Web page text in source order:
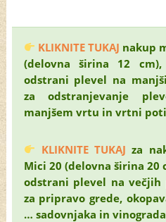
KLIKNITE TUKAJ nakup
(delovna širina 12
odstrani plevel na
za odstranjevanje
manjšem vrtu in vrtni
KLIKNITE TUKAJ za
Mici 20 (delovna širina 20
odstrani plevel na večjih
za pripravo grede,
… sadovnjaka in